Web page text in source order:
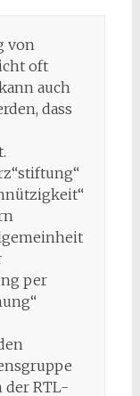
von
oft
auch
dass
per
der RTL-